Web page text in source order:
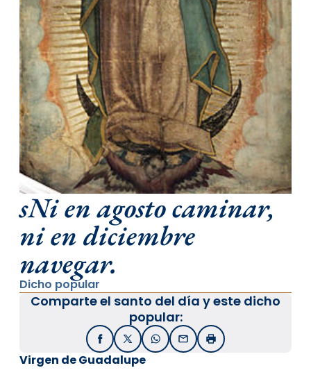
sNi en agosto caminar,
ni en diciembre
navegar.
Dicho popular
Comparte el santo del día y este dicho
popular:
FacebookX / TwitterWhatsApp
EmailImprimir
Virgen de Guadalupe